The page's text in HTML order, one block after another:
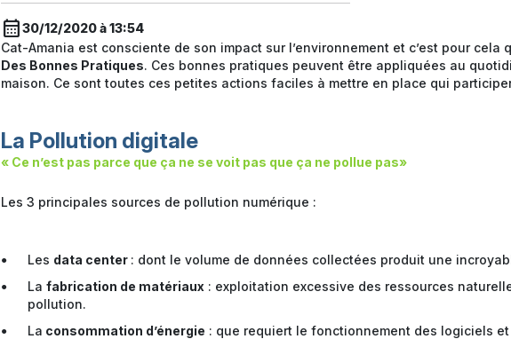
calendar_month30/12/2020 à 13:54
Cat-Amania est consciente de son impact sur l’environnement et c’est pour cela
Des Bonnes Pratiques. Ces bonnes pratiques peuvent être appliquées au
maison. Ce sont toutes ces petites actions faciles à mettre en place qui
La Pollution digitale
« Ce n’est pas parce que ça ne se voit pas que ça ne pollue pas»
Les 3 principales sources de pollution numérique :
Les data center : dont le volume de données collectées produit une
La fabrication de matériaux : exploitation excessive des ressources
pollution.
La consommation d’énergie : que requiert le fonctionnement des logiciels